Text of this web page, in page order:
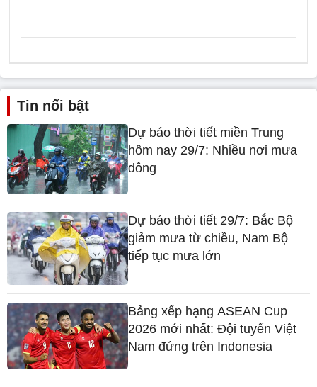
Tin nổi bật
Dự báo thời tiết miền Trung
hôm nay 29/7: Nhiều nơi mưa
dông
Dự báo thời tiết 29/7: Bắc Bộ
giảm mưa từ chiều, Nam Bộ
tiếp tục mưa lớn
Bảng xếp hạng ASEAN Cup
2026 mới nhất: Đội tuyển Việt
Nam đứng trên Indonesia